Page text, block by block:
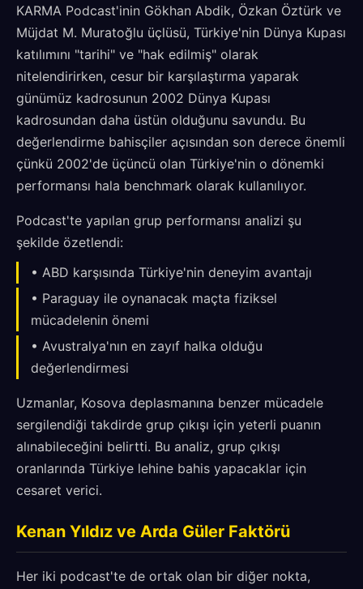
KARMA Podcast'inin Gökhan Abdik, Özkan Öztürk ve
Müjdat M. Muratoğlu üçlüsü, Türkiye'nin Dünya Kupası
katılımını "tarihi" ve "hak edilmiş" olarak
nitelendirirken, cesur bir karşılaştırma yaparak
günümüz kadrosunun 2002 Dünya Kupası
kadrosundan daha üstün olduğunu savundu. Bu
değerlendirme bahisçiler açısından son derece önemli
çünkü 2002'de üçüncü olan Türkiye'nin o dönemki
performansı hala benchmark olarak kullanılıyor.
Podcast'te yapılan grup performansı analizi şu
şekilde özetlendi:
• ABD karşısında Türkiye'nin deneyim avantajı
• Paraguay ile oynanacak maçta fiziksel
mücadelenin önemi
• Avustralya'nın en zayıf halka olduğu
değerlendirmesi
Uzmanlar, Kosova deplasmanına benzer mücadele
sergilendiği takdirde grup çıkışı için yeterli puanın
alınabileceğini belirtti. Bu analiz, grup çıkışı
oranlarında Türkiye lehine bahis yapacaklar için
cesaret verici.
Kenan Yıldız ve Arda Güler Faktörü
Her iki podcast'te de ortak olan bir diğer nokta,